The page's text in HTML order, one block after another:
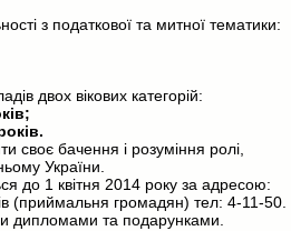
з податкової та митної тематики:
двох вікових категорій:
своє бачення і розуміння ролі,
України.
до 1 квітня 2014 року за адресою:
(приймальня громадян) тел: 4-11-50.
дипломами та подарунками.